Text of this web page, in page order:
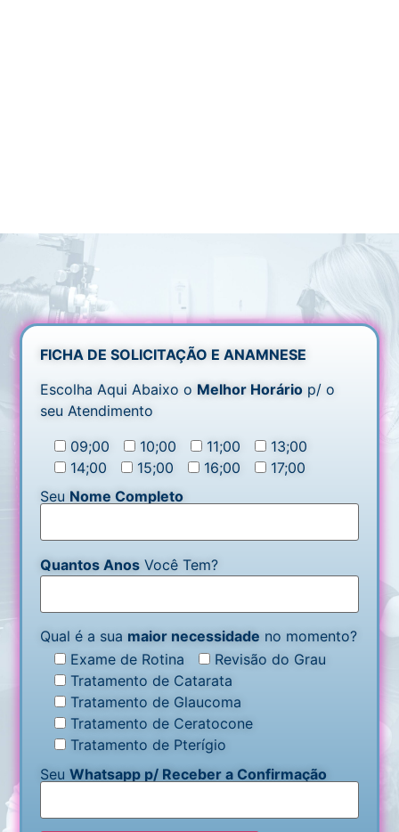
FICHA DE SOLICITAÇÃO E ANAMNESE
Escolha Aqui Abaixo o Melhor Horário p/ o
seu Atendimento
09;00 10;00 11;00
13;00
14;00
15;00 16;00
17;00
Seu Nome Completo
Quantos Anos Você Tem?
Qual é a sua maior necessidade no momento?
Exame de Rotina
Revisão do Grau
Tratamento de Catarata
Tratamento de Glaucoma
Tratamento de Ceratocone
Tratamento de Pterígio
SeuWhatsapp p/ Receber a Confirmação